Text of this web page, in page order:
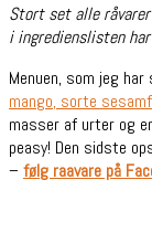
Stort set alle råvarer
i ingredienslisten
Menuen, som jeg
mango, sorte
masser af urter og
peasy! Den sidste
– følg raavare på